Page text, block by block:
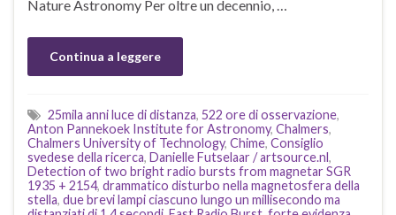
Nature Astronomy Per oltre un decennio, …
Continua a leggere
25mila anni luce di distanza, 522 ore di osservazione,
Anton Pannekoek Institute for Astronomy, Chalmers,
Chalmers University of Technology, Chime, Consiglio
svedese della ricerca, Danielle Futselaar / artsource.nl,
Detection of two bright radio bursts from magnetar SGR
1935 + 2154, drammatico disturbo nella magnetosfera della
stella, due brevi lampi ciascuno lungo un millisecondo ma